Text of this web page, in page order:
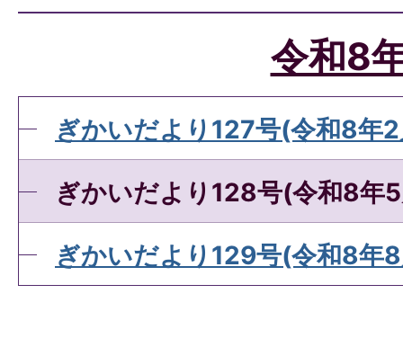
令和8
ぎかいだより127号(令和8年
ぎかいだより128号(令和8年
ぎかいだより129号(令和8年